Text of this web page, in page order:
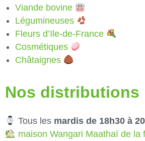
Viande bovine
Légumineuses
Fleurs d’Ile-de-France
Cosmétiques
Châtaignes
Nos distributions
Tous lesmardis de 18h30 à
maison Wangari Maathaï de la